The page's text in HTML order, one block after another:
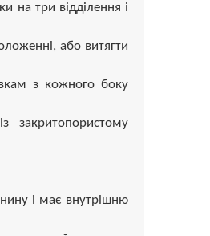
на три відділення і
або витягти
з кожного боку
закритопористому
і має внутрішню